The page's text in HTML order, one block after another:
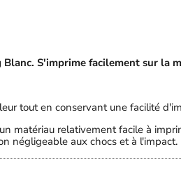
S'imprime facilement sur la
tout en conservant une facilité
matériau relativement facile à
négligeable aux chocs et à l'impact.